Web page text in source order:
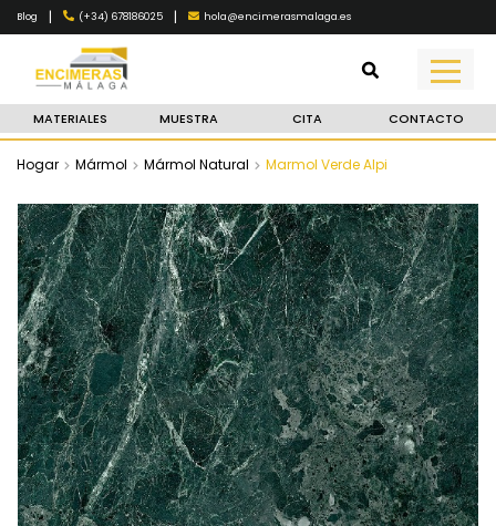
Blog | (+34) 678186025 | hola@encimerasmalaga.es
MATERIALES MUESTRA CITA CONTACTO
Hogar Mármol Mármol Natural Marmol Verde Alpi